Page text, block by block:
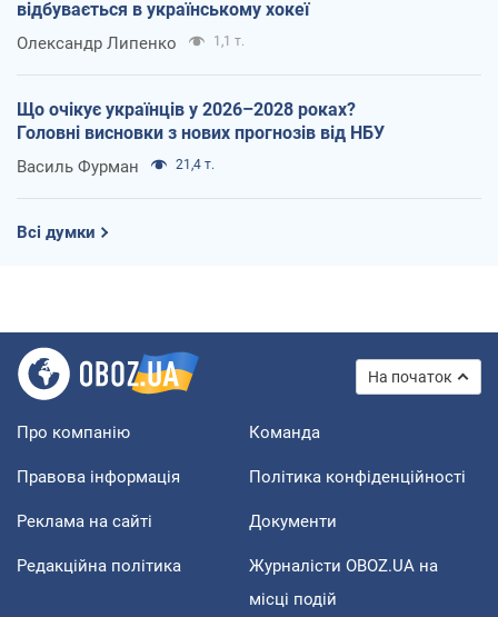
відбувається в українському хокеї
Олександр Липенко 1,1 т.
Що очікує українців у 2026–2028 роках?
Головні висновки з нових прогнозів від НБУ
Василь Фурман 21,4 т.
Всі думки
На початок
Про компанію Команда
Правова інформація Політика конфіденційності
Реклама на сайті Документи
Редакційна політика
Журналісти OBOZ.UA на
місці подій